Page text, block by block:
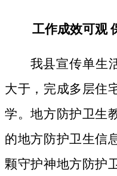
工作成效可观
我县宣传单生
大于，完成多层住
学。地方防护卫生
的地方防护卫生信
颗守护神地方防护